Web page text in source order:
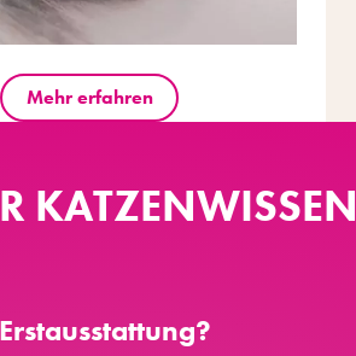
Mehr erfahren
KATZENWISSEN